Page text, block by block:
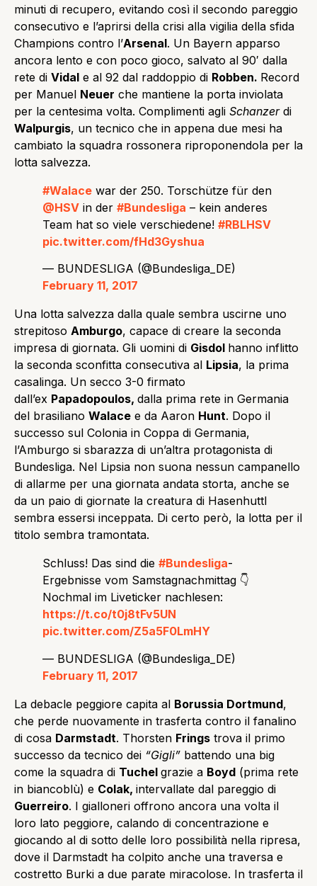
minuti di recupero, evitando così il secondo pareggio
consecutivo e l’aprirsi della crisi alla vigilia della sfida
Champions contro l’Arsenal. Un Bayern apparso
ancora lento e con poco gioco, salvato al 90′ dalla
rete di Vidal e al 92 dal raddoppio di Robben. Record
per Manuel Neuer che mantiene la porta inviolata
per la centesima volta. Complimenti agli Schanzerdi
Walpurgis, un tecnico che in appena due mesi ha
cambiato la squadra rossonera riproponendola per la
lotta salvezza.
#Walace war der 250. Torschütze für den
@HSV in der #Bundesliga – kein anderes
Team hat so viele verschiedene! #RBLHSV
pic.twitter.com/fHd3Gyshua
— BUNDESLIGA (@Bundesliga_DE)
February 11, 2017
Una lotta salvezza dalla quale sembra uscirne uno
strepitoso Amburgo, capace di creare la seconda
impresa di giornata. Gli uomini di Gisdol hanno inflitto
la seconda sconfitta consecutiva al Lipsia, la prima
casalinga. Un secco 3-0 firmato
dall’ex Papadopoulos, dalla prima rete in Germania
del brasiliano Walace e da Aaron Hunt. Dopo il
successo sul Colonia in Coppa di Germania,
l’Amburgo si sbarazza di un’altra protagonista di
Bundesliga. Nel Lipsia non suona nessun campanello
di allarme per una giornata andata storta, anche se
da un paio di giornate la creatura di Hasenhuttl
sembra essersi inceppata. Di certo però, la lotta per il
titolo sembra tramontata.
Schluss! Das sind die #Bundesliga-
Ergebnisse vom Samstagnachmittag 👇
Nochmal im Liveticker nachlesen:
https://t.co/t0j8tFv5UN
pic.twitter.com/Z5a5F0LmHY
— BUNDESLIGA (@Bundesliga_DE)
February 11, 2017
La debacle peggiore capita al Borussia Dortmund,
che perde nuovamente in trasferta contro il fanalino
di cosa Darmstadt. Thorsten Frings trova il primo
successo da tecnico dei “Gigli” battendo una big
come la squadra di Tuchel grazie a Boyd (prima rete
in biancoblù) e Colak, intervallate dal pareggio di
Guerreiro. I gialloneri offrono ancora una volta il
loro lato peggiore, calando di concentrazione e
giocando al di sotto delle loro possibilità nella ripresa,
dove il Darmstadt ha colpito anche una traversa e
costretto Burki a due parate miracolose. In trasferta il